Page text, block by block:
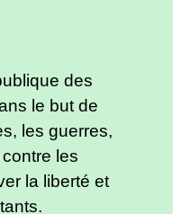
des
le but de
les guerres,
les
la liberté et